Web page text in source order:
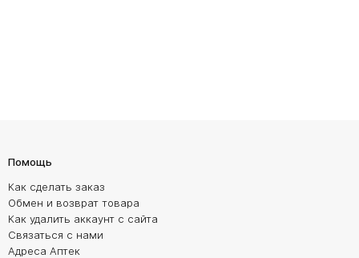
Помощь
Как сделать заказ
Обмен и возврат товара
Как удалить аккаунт с сайта
Связаться с нами
Адреса Аптек